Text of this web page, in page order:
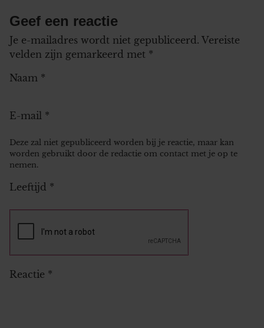
Geef een reactie
Je e-mailadres wordt niet gepubliceerd. Vereiste
velden zijn gemarkeerd met *
Naam *
E-mail *
Deze zal niet gepubliceerd worden bij je reactie, maar kan
worden gebruikt door de redactie om contact met je op te
nemen.
Leeftijd *
Reactie *